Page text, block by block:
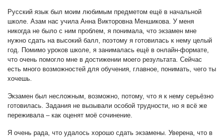
Русский язык был моим любимым предметом ещё в начальной
школе. Азам нас учила Анна Викторовна Меншикова. У меня
никогда не было с ним проблем, я понимала, что экзамен мне
нужно сдать на высокий балл, поэтому я готовилась к нему целый
год. Помимо уроков школе, я занималась ещё в онлайн-формате,
что очень помогло мне в достижении моего результата. Сейчас
есть много возможностей для обучения, главное, понимать, чего ты
хочешь.
Экзамен был несложным, возможно, потому, что я к нему серьёзно
готовилась. Задания не вызывали особой трудности, но я всё же
переживала – как оценят моё сочинение.
Я очень рада, что удалось хорошо сдать экзамены. Уверена, что в